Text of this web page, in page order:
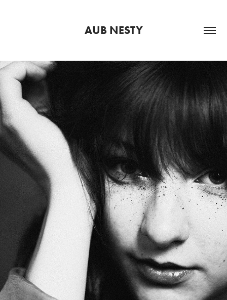
AUB NESTY
PORTRAITS PERSONNELS